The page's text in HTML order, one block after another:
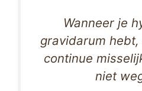
Wanneer je
gravidarum
continue
niet